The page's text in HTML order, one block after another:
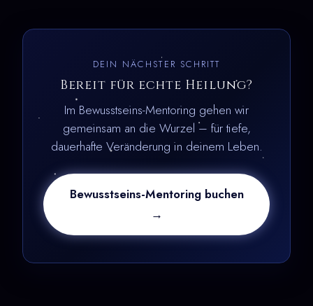
DEIN NÄCHSTER SCHRITT
Bereit für echte Heilung?
Im Bewusstseins-Mentoring gehen wir
gemeinsam an die Wurzel – für tiefe,
dauerhafte Veränderung in deinem Leben.
Bewusstseins-Mentoring buchen
→